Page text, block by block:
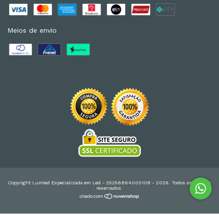
Meios de envio
Copyright Lumled Especializada em Led - 25256864000108 - 2026. Todos os direitos
reservados.